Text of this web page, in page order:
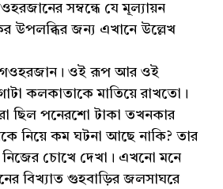
সম্বন্ধে যে মূল্যায়ন
উপলব্ধির জন্য এখানে উল্লেখ
গওহরজান। ওই রূপ আর ওই
কলকাতাকে মাতিয়ে রাখতো।
ছিল পনেরশো টাকা তখনকার
নিয়ে কম ঘটনা আছে নাকি? তার
চোখে দেখা। এখনো মনে
বিখ্যাত গুহবাড়ির জলসাঘরে